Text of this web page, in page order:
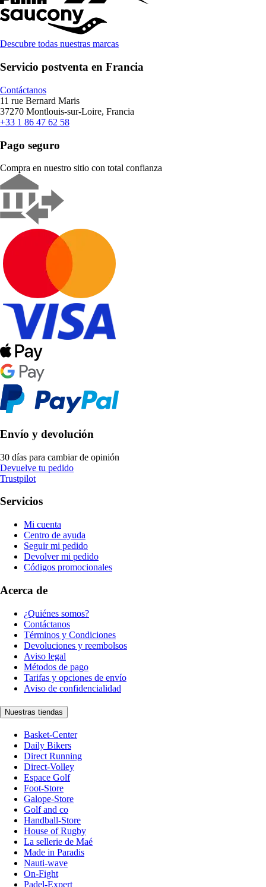
Descubre todas nuestras marcas
Servicio postventa en Francia
Contáctanos
11 rue Bernard Maris
37270 Montlouis-sur-Loire, Francia
+33 1 86 47 62 58
Pago seguro
Compra en nuestro sitio con total confianza
Envío y devolución
30 días para cambiar de opinión
Devuelve tu pedido
Trustpilot
Servicios
Mi cuenta
Centro de ayuda
Seguir mi pedido
Devolver mi pedido
Códigos promocionales
Acerca de
¿Quiénes somos?
Contáctanos
Términos y Condiciones
Devoluciones y reembolsos
Aviso legal
Métodos de pago
Tarifas y opciones de envío
Aviso de confidencialidad
Nuestras tiendas
Basket-Center
Daily Bikers
Direct Running
Direct-Volley
Espace Golf
Foot-Store
Galope-Store
Golf and co
Handball-Store
House of Rugby
La sellerie de Maé
Made in Paradis
Nauti-wave
On-Fight
Padel-Expert